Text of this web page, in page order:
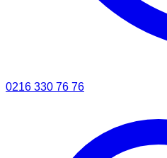
0216 330 76 76